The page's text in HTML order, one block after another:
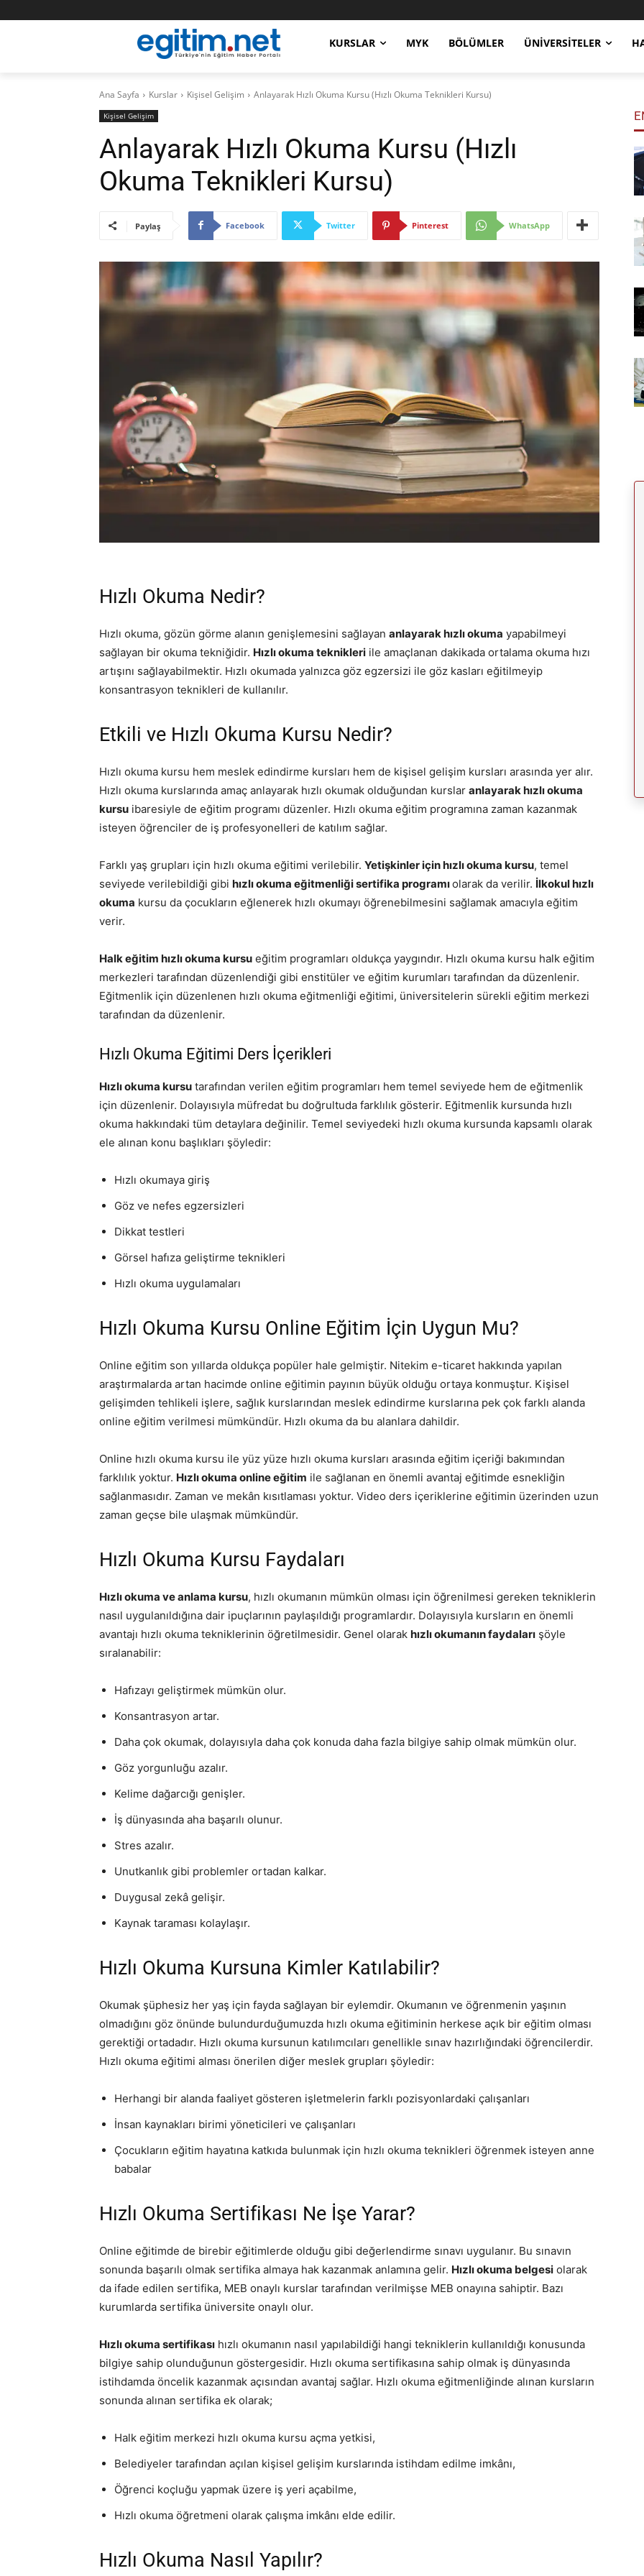
KURSLAR MYK BÖLÜMLER ÜNIVERSITELER
Ana Sayfa Kurslar Kişisel Gelişim Anlayarak Hızlı Okuma Kursu (Hızlı Okuma Teknikleri Kursu)
Kişisel Gelişim
Anlayarak Hızlı Okuma Kursu (Hızlı
Okuma Teknikleri Kursu)
Paylaş Facebook Twitter Pinterest WhatsApp
Hızlı Okuma Nedir?
Hızlı okuma, gözün görme alanın genişlemesini sağlayan anlayarak hızlı okuma yapabilmeyi
sağlayan bir okuma tekniğidir. Hızlı okuma teknikleri ile amaçlanan dakikada ortalama okuma hızı
artışını sağlayabilmektir. Hızlı okumada yalnızca göz egzersizi ile göz kasları eğitilmeyip
konsantrasyon teknikleri de kullanılır.
Etkili ve Hızlı Okuma Kursu Nedir?
Hızlı okuma kursu hem meslek edindirme kursları hem de kişisel gelişim kursları arasında yer alır.
Hızlı okuma kurslarında amaç anlayarak hızlı okumak olduğundan kurslar anlayarak hızlı okuma
kursu ibaresiyle de eğitim programı düzenler. Hızlı okuma eğitim programına zaman kazanmak
isteyen öğrenciler de iş profesyonelleri de katılım sağlar.
Farklı yaş grupları için hızlı okuma eğitimi verilebilir. Yetişkinler için hızlı okuma kursu, temel
seviyede verilebildiği gibi hızlı okuma eğitmenliği sertifika programıolarak da verilir. İlkokul hızlı
okuma kursu da çocukların eğlenerek hızlı okumayı öğrenebilmesini sağlamak amacıyla eğitim
verir.
Halk eğitim hızlı okuma kursu eğitim programları oldukça yaygındır. Hızlı okuma kursu halk eğitim
merkezleri tarafından düzenlendiği gibi enstitüler ve eğitim kurumları tarafından da düzenlenir.
Eğitmenlik için düzenlenen hızlı okuma eğitmenliği eğitimi, üniversitelerin sürekli eğitim merkezi
tarafından da düzenlenir.
Hızlı Okuma Eğitimi Ders İçerikleri
Hızlı okuma kursu tarafından verilen eğitim programları hem temel seviyede hem de eğitmenlik
için düzenlenir. Dolayısıyla müfredat bu doğrultuda farklılık gösterir. Eğitmenlik kursunda hızlı
okuma hakkındaki tüm detaylara değinilir. Temel seviyedeki hızlı okuma kursunda kapsamlı olarak
ele alınan konu başlıkları şöyledir:
Hızlı okumaya giriş
Göz ve nefes egzersizleri
Dikkat testleri
Görsel hafıza geliştirme teknikleri
Hızlı okuma uygulamaları
Hızlı Okuma Kursu Online Eğitim İçin Uygun Mu?
Online eğitim son yıllarda oldukça popüler hale gelmiştir. Nitekim e-ticaret hakkında yapılan
araştırmalarda artan hacimde online eğitimin payının büyük olduğu ortaya konmuştur. Kişisel
gelişimden tehlikeli işlere, sağlık kurslarından meslek edindirme kurslarına pek çok farklı alanda
online eğitim verilmesi mümkündür. Hızlı okuma da bu alanlara dahildir.
Online hızlı okuma kursu ile yüz yüze hızlı okuma kursları arasında eğitim içeriği bakımından
farklılık yoktur. Hızlı okuma online eğitim ile sağlanan en önemli avantaj eğitimde esnekliğin
sağlanmasıdır. Zaman ve mekân kısıtlaması yoktur. Video ders içeriklerine eğitimin üzerinden uzun
zaman geçse bile ulaşmak mümkündür.
Hızlı Okuma Kursu Faydaları
Hızlı okuma ve anlama kursu, hızlı okumanın mümkün olması için öğrenilmesi gereken tekniklerin
nasıl uygulanıldığına dair ipuçlarının paylaşıldığı programlardır. Dolayısıyla kursların en önemli
avantajı hızlı okuma tekniklerinin öğretilmesidir. Genel olarak hızlı okumanın faydaları şöyle
sıralanabilir:
Hafızayı geliştirmek mümkün olur.
Konsantrasyon artar.
Daha çok okumak, dolayısıyla daha çok konuda daha fazla bilgiye sahip olmak mümkün olur.
Göz yorgunluğu azalır.
Kelime dağarcığı genişler.
İş dünyasında aha başarılı olunur.
Stres azalır.
Unutkanlık gibi problemler ortadan kalkar.
Duygusal zekâ gelişir.
Kaynak taraması kolaylaşır.
Hızlı Okuma Kursuna Kimler Katılabilir?
Okumak şüphesiz her yaş için fayda sağlayan bir eylemdir. Okumanın ve öğrenmenin yaşının
olmadığını göz önünde bulundurduğumuzda hızlı okuma eğitiminin herkese açık bir eğitim olması
gerektiği ortadadır. Hızlı okuma kursunun katılımcıları genellikle sınav hazırlığındaki öğrencilerdir.
Hızlı okuma eğitimi alması önerilen diğer meslek grupları şöyledir:
Herhangi bir alanda faaliyet gösteren işletmelerin farklı pozisyonlardaki çalışanları
İnsan kaynakları birimi yöneticileri ve çalışanları
Çocukların eğitim hayatına katkıda bulunmak için hızlı okuma teknikleri öğrenmek isteyen anne
babalar
Hızlı Okuma Sertifikası Ne İşe Yarar?
Online eğitimde de birebir eğitimlerde olduğu gibi değerlendirme sınavı uygulanır. Bu sınavın
sonunda başarılı olmak sertifika almaya hak kazanmak anlamına gelir. Hızlı okuma belgesi olarak
da ifade edilen sertifika, MEB onaylı kurslar tarafından verilmişse MEB onayına sahiptir. Bazı
kurumlarda sertifika üniversite onaylı olur.
Hızlı okuma sertifikası hızlı okumanın nasıl yapılabildiği hangi tekniklerin kullanıldığı konusunda
bilgiye sahip olunduğunun göstergesidir. Hızlı okuma sertifikasına sahip olmak iş dünyasında
istihdamda öncelik kazanmak açısından avantaj sağlar. Hızlı okuma eğitmenliğinde alınan kursların
sonunda alınan sertifika ek olarak;
Halk eğitim merkezi hızlı okuma kursu açma yetkisi,
Belediyeler tarafından açılan kişisel gelişim kurslarında istihdam edilme imkânı,
Öğrenci koçluğu yapmak üzere iş yeri açabilme,
Hızlı okuma öğretmeni olarak çalışma imkânı elde edilir.
Hızlı Okuma Nasıl Yapılır?